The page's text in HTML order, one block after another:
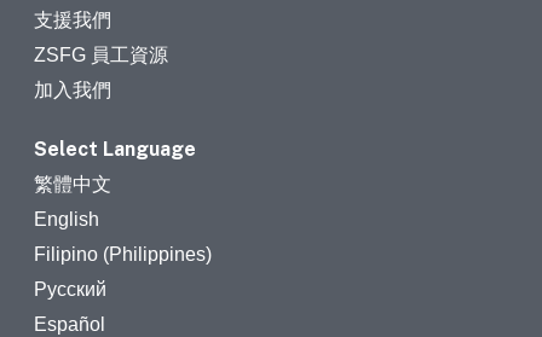
支援我們
ZSFG 員工資源
加入我們
Select Language
繁體中文
English
Filipino (Philippines)
Русский
Español